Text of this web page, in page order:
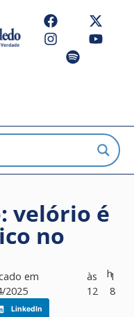
velório é
no
em
2025
às
12
h1
8
LinkedIn